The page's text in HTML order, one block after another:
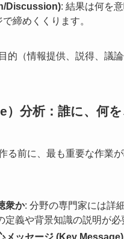
Discussion): 結果は何を
締めくくります。
的（情報提供、説得、議
）分析：誰に、何
る前に、最も重要な作業
衆か: 分野の専門家には詳
定義や背景知識の説明が必
メッセージ (Key Message)